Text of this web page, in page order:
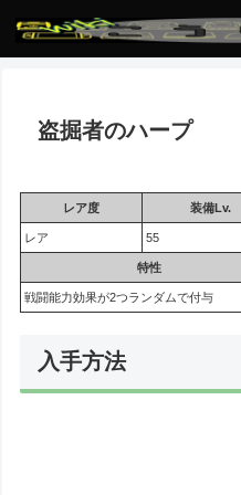
盗掘者のハープ
レア度 装備Lv.
レア 55
特性
戦闘能力効果が2つランダムで付与
入手方法